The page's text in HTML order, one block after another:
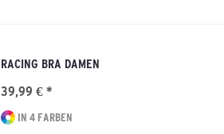
RACING BRA DAMEN
39,99 € *
IN 4 FARBEN